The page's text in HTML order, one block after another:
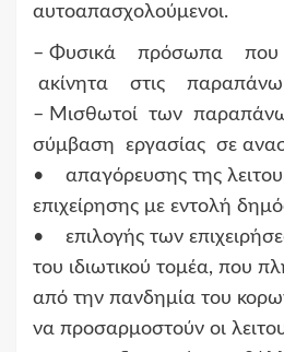
αυτοαπασχολούμενοι.
– Φυσικά πρόσωπα που
ακίνητα στις παραπάνω
– Μισθωτοί των
σύμβαση εργασίας σε
• απαγόρευσης της
επιχείρησης με εντολή
• επιλογής των
του ιδιωτικού τομέα, που
από την πανδημία του
να προσαρμοστούν οι